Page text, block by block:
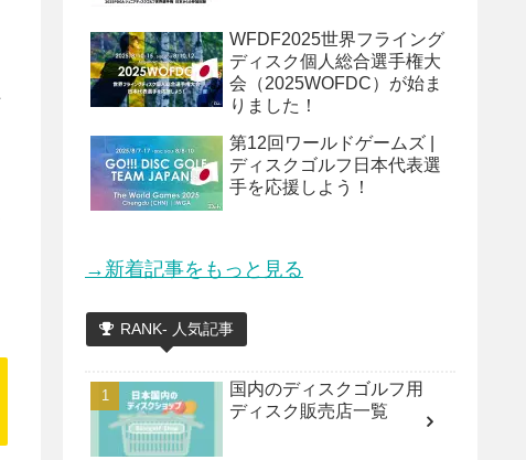
WFDF2025世界フライング
ディスク個人総合選手権大
会（2025WOFDC）が始ま
りました！
第12回ワールドゲームズ |
ディスクゴルフ日本代表選
手を応援しよう！
→新着記事をもっと見る
RANK- 人気記事
国内のディスクゴルフ用
ディスク販売店一覧